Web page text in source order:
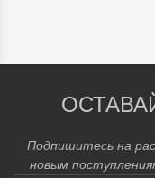
Подпишитесь на
новым